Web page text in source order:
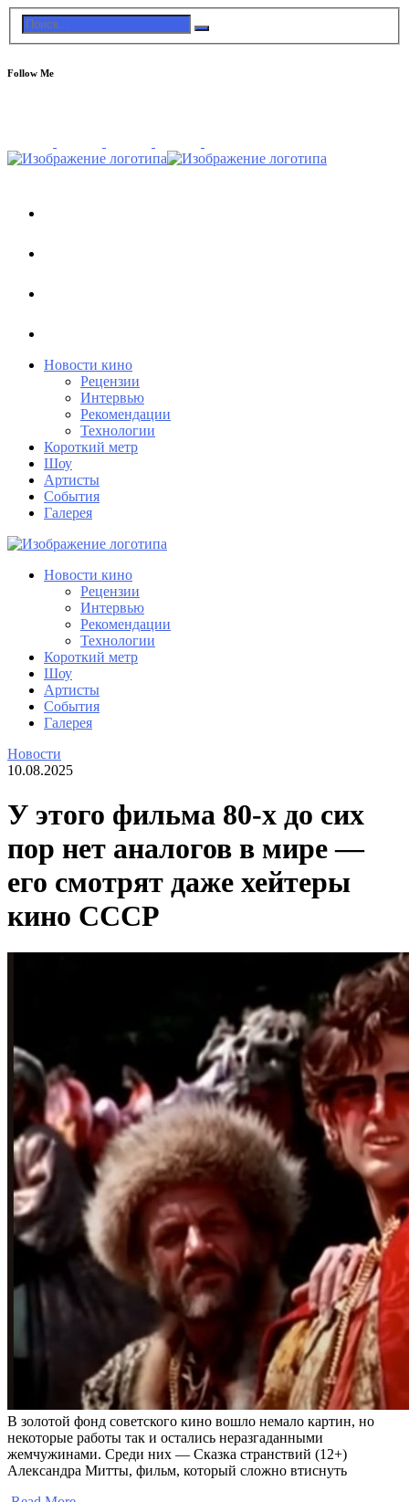
Follow Me
Новости кино
Рецензии
Интервью
Рекомендации
Технологии
Короткий метр
Шоу
Артисты
События
Галерея
Новости кино
Рецензии
Интервью
Рекомендации
Технологии
Короткий метр
Шоу
Артисты
События
Галерея
Новости
10.08.2025
У этого фильма 80-х до сих
пор нет аналогов в мире —
его смотрят даже хейтеры
кино СССР
В золотой фонд советского кино вошло немало картин, но
некоторые работы так и остались неразгаданными
жемчужинами. Среди них — Сказка странствий (12+)
Александра Митты, фильм, который сложно втиснуть